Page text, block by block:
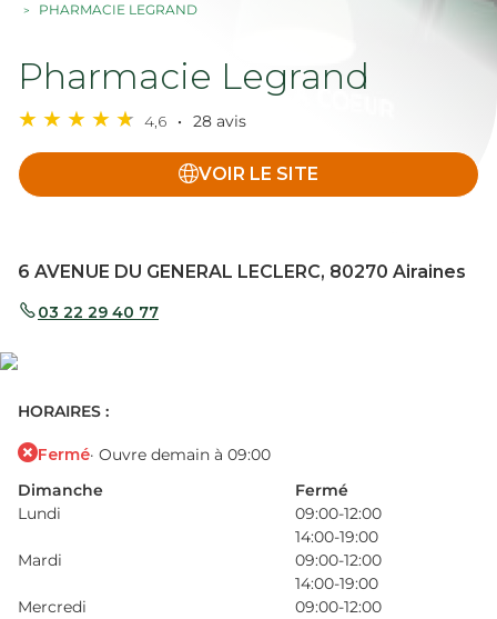
PHARMACIE LEGRAND
Pharmacie Legrand
4,6 28 avis
VOIR LE SITE
6 AVENUE DU GENERAL LECLERC, 80270 Airaines
03 22 29 40 77
HORAIRES :
Fermé· Ouvre demain à 09:00
Dimanche
Fermé
Lundi
09:00-12:00
14:00-19:00
Mardi
09:00-12:00
14:00-19:00
Mercredi
09:00-12:00